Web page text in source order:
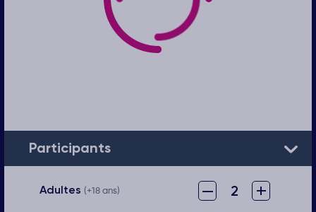
Participants
Adultes (+18 ans) – 2 +